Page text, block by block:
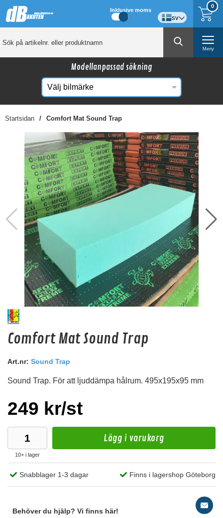
0
Inklusive moms
sv
Meny
Modellanpassad sökning
Startsidan Comfort Mat Sound Trap
Kanske någon av dessa produkter kan intressera
dig?
Apocalypse FAM - 100
4X100A mini ANL säkring
Snabblager 1-3 dagar
99 kr
1/2
Comfort Mat Sound Trap
Art.nr: Sound Trap
Sound Trap. För att ljuddämpa hålrum. 495x195x95 mm
249 kr/st
10+ i lager
Lägg i varukorg
Snabblager 1-3 dagar Finns i lagershop Göteborg
Behöver du hjälp? Vi finns här!